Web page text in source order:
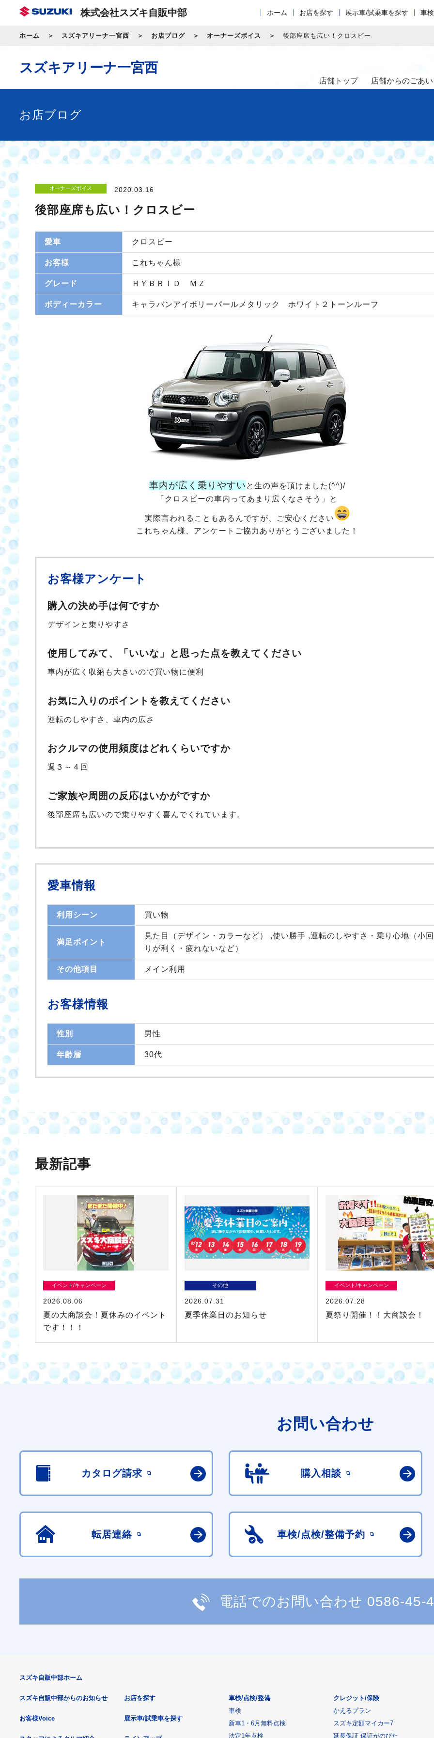
株式会社スズキ自販中部 ホーム お店を探す 展示車/試乗車を探す 車
ホーム スズキアリーナ一宮西 お店ブログ オーナーズボイス 後部座席も広い！クロスビー
スズキアリーナ一宮西
店舗トップ 店舗からのごあ
お店ブログ
オーナーズボイス 2020.03.16
後部座席も広い！クロスビー
愛車 クロスビー
お客様 これちゃん様
グレード ＨＹＢＲＩＤ ＭＺ
ボディーカラー キャラバンアイボリーパールメタリック ホワイト２トーンルーフ
車内が広く乗りやすい と生の声を頂けました(^^)/
「クロスビーの車内ってあまり広くなさそう」と
実際言われることもあるんですが、ご安心ください
これちゃん様、アンケートご協力ありがとうございました！
お客様アンケート
購入の決め手は何ですか
デザインと乗りやすさ
使用してみて、「いいな」と思った点を教えてください
車内が広く収納も大きいので買い物に便利
お気に入りのポイントを教えてください
運転のしやすさ、車内の広さ
おクルマの使用頻度はどれくらいですか
週３～４回
ご家族や周囲の反応はいかがですか
後部座席も広いので乗りやすく喜んでくれています。
愛車情報
利用シーン 買い物
満足ポイント
見た目（デザイン・カラーなど） ,使い勝手 ,運転のしやすさ・乗り心地（小回
りが利く・疲れないなど）
その他項目 メイン利用
お客様情報
性別 男性
年齢層 30代
最新記事
イベント/キャンペーン
2026.08.06
夏の大商談会！夏休みのイベント
です！！！
その他
2026.07.31
夏季休業日のお知らせ
イベント/キャンペーン
2026.07.28
夏祭り開催！！大商談会！
お問い合わせ
カタログ請求 購入相談
転居連絡 車検/点検/整備予約
電話でのお問い合わせ 0586-45-
スズキ自販中部ホーム
スズキ自販中部からのお知らせ
お客様Voice
お店を探す
展示車/試乗車を探す
車検/点検/整備
車検
新車1・6月無料点検
法定1年点検
クレジット/保険
かえるプラン
スズキ定額マイカー7
延長保証 保証がのびた